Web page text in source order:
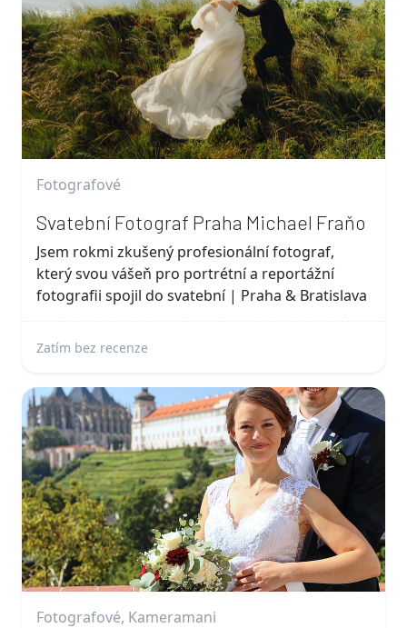
Fotografové
Svatební Fotograf Praha Michael Fraňo
Jsem rokmi zkušený profesionální fotograf,
který svou vášeň pro portrétní a reportážní
fotografii spojil do svatební | Praha & Bratislava
Zatím bez recenze
Fotografové, Kameramani